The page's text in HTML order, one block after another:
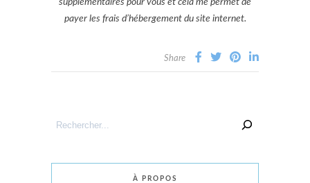
supplémentaires pour vous et cela me permet de
payer les frais d’hébergement du site internet.
Share
un
À PROPOS